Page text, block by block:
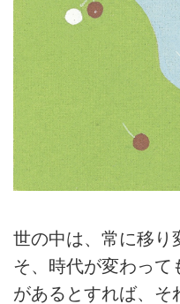
世の中は、常に移り
そ、時代が変わって
があるとすれば、そ